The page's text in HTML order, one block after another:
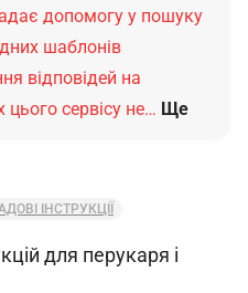
допомогу у пошуку
шаблонів
відповідей на
сервісу не… Ще
ІНСТРУКЦІЇ
для перукаря і